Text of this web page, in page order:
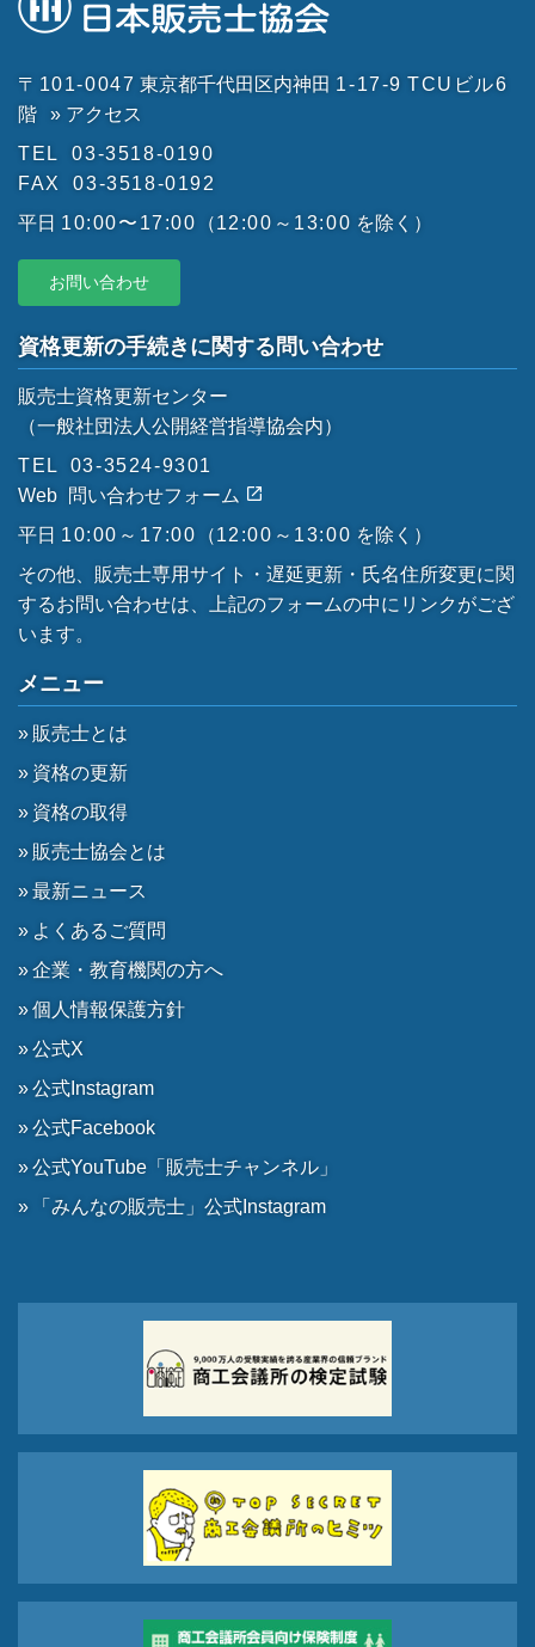
〒101-0047 東京都千代田区内神田 1-17-9 TCUビル6
階
» アクセス
TEL
03-3518-0190
FAX
03-3518-0192
平日 10:00〜17:00 （12:00～13:00 を除く）
お問い合わせ
資格更新の手続きに関する問い合わせ
販売士資格更新センター
（一般社団法人公開経営指導協会内）
TEL
03-3524-9301
Web
問い合わせフォーム
平日 10:00～17:00 （12:00～13:00 を除く）
その他、販売士専用サイト・遅延更新・氏名住所変更に関
するお問い合わせは、上記のフォームの中にリンクがござ
います。
メニュー
販売士とは
資格の更新
資格の取得
販売士協会とは
最新ニュース
よくあるご質問
企業・教育機関の方へ
個人情報保護方針
公式X
公式Instagram
公式Facebook
公式YouTube「販売士チャンネル」
「みんなの販売士」公式Instagram